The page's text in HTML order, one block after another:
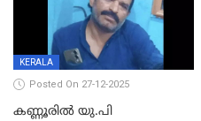
KERALA
Posted On 27-12-2025
കണ്ണൂരിൽ യു.പി